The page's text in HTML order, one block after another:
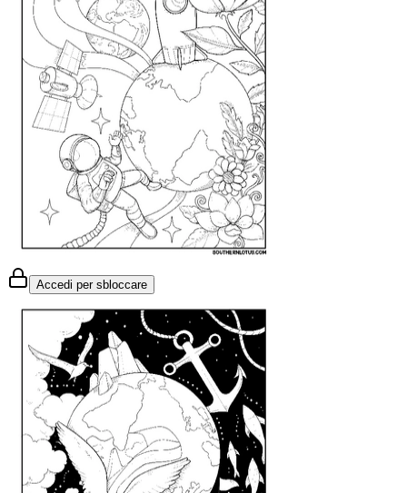
Accedi per sbloccare